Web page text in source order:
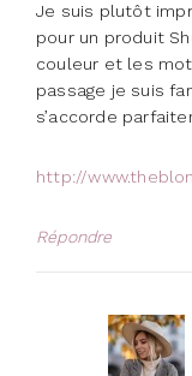
Je suis plutôt
pour un produit
couleur et les
passage je suis
s’accorde
http://
Répondre